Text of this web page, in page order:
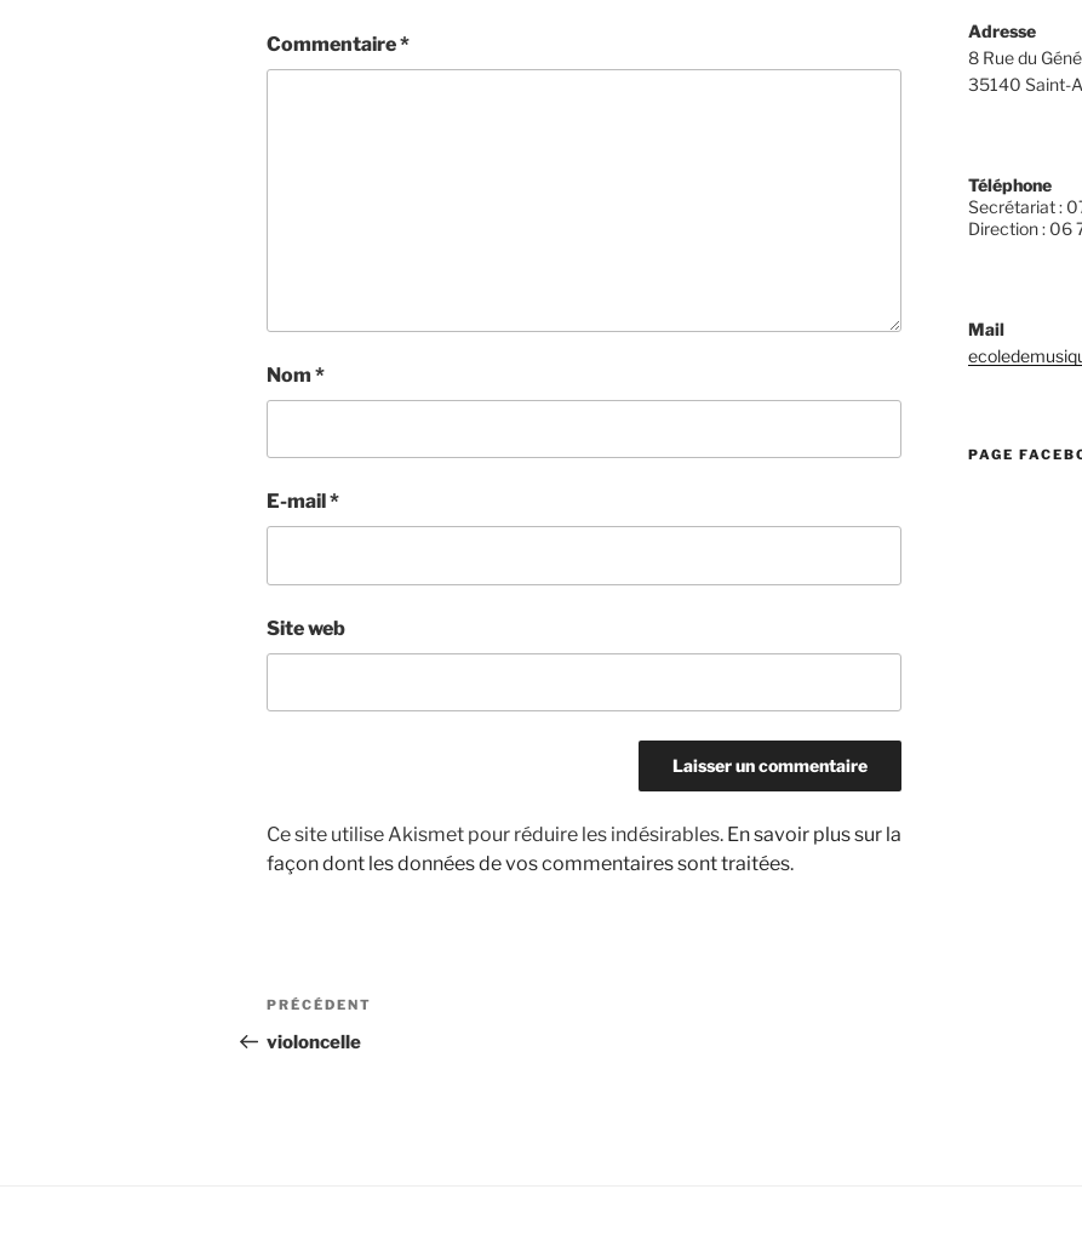
Commentaire*
Nom *
E-mail *
Site web
Ce site utilise Akismet pour réduire les indésirables. En savoir plus sur la
façon dont les données de vos commentaires sont traitées.
Navigation
de
Article
précédent
PRÉCÉDENT
violoncelle
Adresse
8 Rue du
35140 Saint-
Téléphone
Secrétariat :
Direction : 06
Mail
PAGE